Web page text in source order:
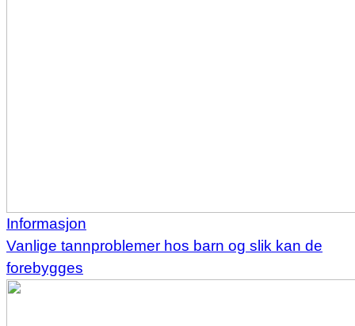
Informasjon
Vanlige tannproblemer hos barn og slik kan de
forebygges